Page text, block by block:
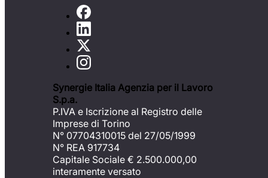
Synergie Italia Agenzia per il Lavoro
S.p.a.
P.IVA e Iscrizione al Registro delle
Imprese di Torino
N° 07704310015 del 27/05/1999
N° REA 917734
Capitale Sociale € 2.500.000,00
interamente versato